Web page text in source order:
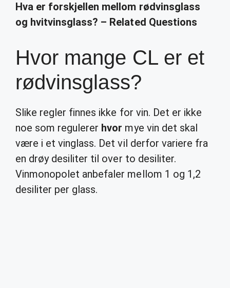
Hva er forskjellen mellom rødvinsglass
og hvitvinsglass? – Related Questions
Hvor mange CL er et
rødvinsglass?
Slike regler finnes ikke for vin. Det er ikke
noe som regulerer hvor mye vin det skal
være i et vinglass. Det vil derfor variere fra
en drøy desiliter til over to desiliter.
Vinmonopolet anbefaler mellom 1 og 1,2
desiliter per glass.